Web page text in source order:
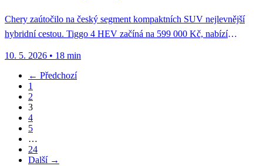
Chery zaútočilo na český segment kompaktních SUV nejlevnější
hybridní cestou. Tiggo 4 HEV začíná na 599 000 Kč, nabízí
10. 5. 2026 • 18 min
← Předchozí
1
2
3
4
5
…
24
Další →